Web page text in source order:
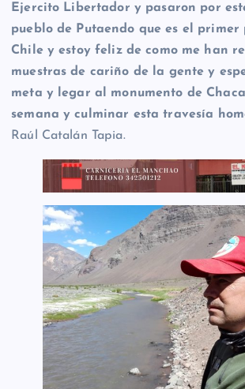
Ejercito Libertador y pasaron por
pueblo de Putaendo que es el
Chile y estoy feliz de como me han
muestras de cariño de la gente y
meta y legar al monumento de
semana y culminar esta travesía
Raúl Catalán Tapia.